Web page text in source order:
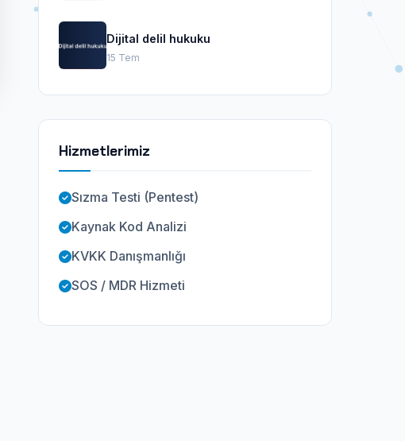
Dijital delil hukuku
15 Tem
Hizmetlerimiz
Sızma Testi (Pentest)
Kaynak Kod Analizi
KVKK Danışmanlığı
SOS / MDR Hizmeti